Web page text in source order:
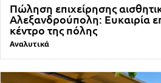
Πώληση επιχείρησης
Αλεξανδρούπολη: Ευκαιρία
κέντρο της πόλης
Αναλυτικά